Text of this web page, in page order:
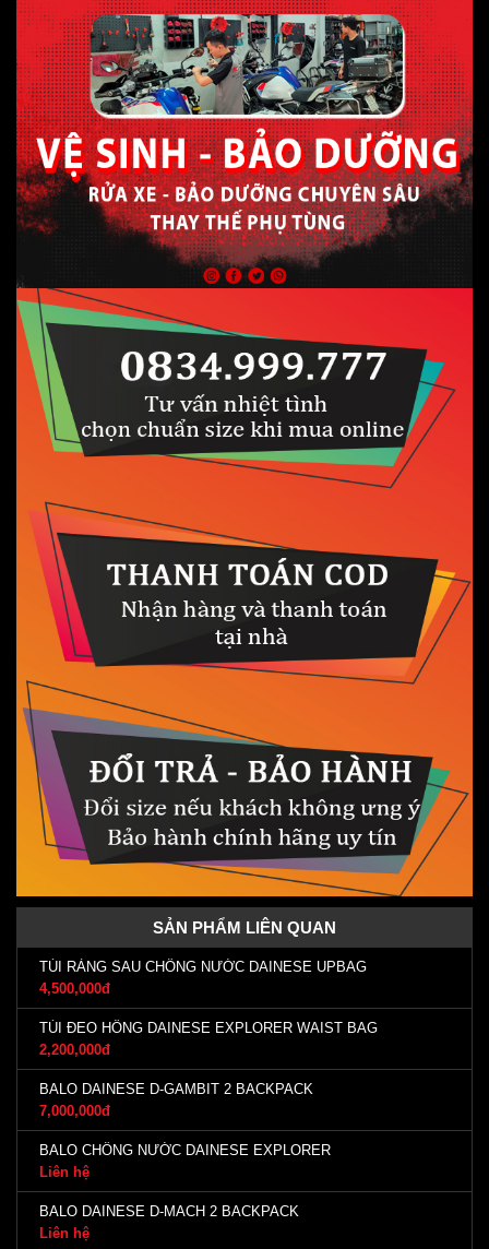
SẢN PHẨM LIÊN QUAN
TÚI RÀNG SAU CHỐNG NƯỚC DAINESE UPBAG
4,500,000đ
TÚI ĐEO HÔNG DAINESE EXPLORER WAIST BAG
2,200,000đ
BALO DAINESE D-GAMBIT 2 BACKPACK
7,000,000đ
BALO CHỐNG NƯỚC DAINESE EXPLORER
Liên hệ
BALO DAINESE D-MACH 2 BACKPACK
Liên hệ